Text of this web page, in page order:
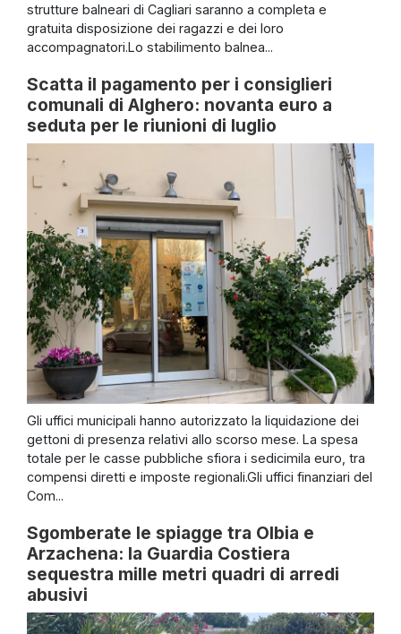
strutture balneari di Cagliari saranno a completa e
gratuita disposizione dei ragazzi e dei loro
accompagnatori.Lo stabilimento balnea...
Scatta il pagamento per i consiglieri
comunali di Alghero: novanta euro a
seduta per le riunioni di luglio
Gli uffici municipali hanno autorizzato la liquidazione dei
gettoni di presenza relativi allo scorso mese. La spesa
totale per le casse pubbliche sfiora i sedicimila euro, tra
compensi diretti e imposte regionali.Gli uffici finanziari del
Com...
Sgomberate le spiagge tra Olbia e
Arzachena: la Guardia Costiera
sequestra mille metri quadri di arredi
abusivi